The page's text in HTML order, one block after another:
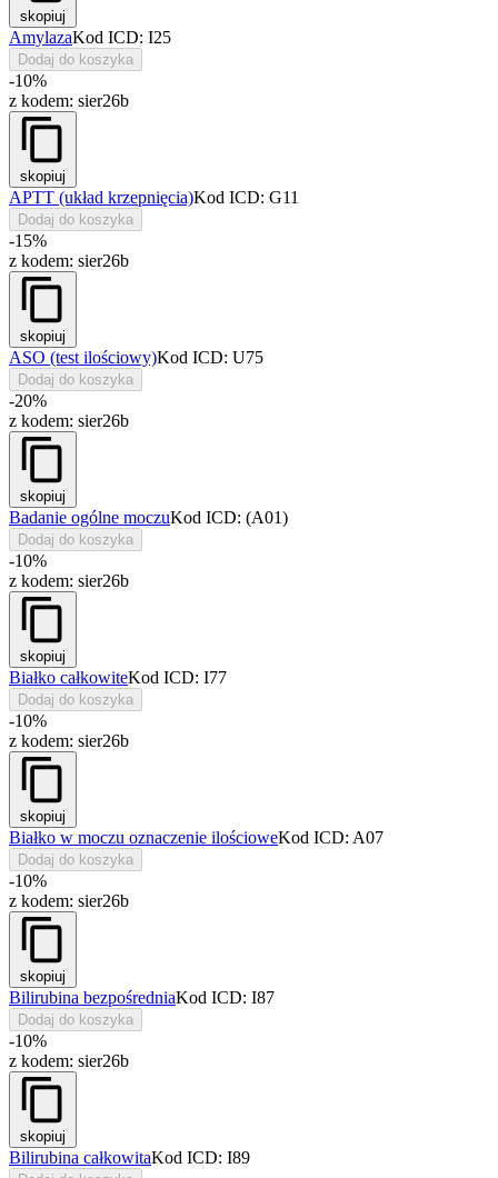
skopiuj
AmylazaKod ICD: I25
Dodaj do koszyka
-10%
z kodem: sier26b
skopiuj
APTT (układ krzepnięcia)Kod ICD: G11
Dodaj do koszyka
-15%
z kodem: sier26b
skopiuj
ASO (test ilościowy)Kod ICD: U75
Dodaj do koszyka
-20%
z kodem: sier26b
skopiuj
Badanie ogólne moczuKod ICD: (A01)
Dodaj do koszyka
-10%
z kodem: sier26b
skopiuj
Białko całkowiteKod ICD: I77
Dodaj do koszyka
-10%
z kodem: sier26b
skopiuj
Białko w moczu oznaczenie ilościoweKod ICD: A07
Dodaj do koszyka
-10%
z kodem: sier26b
skopiuj
Bilirubina bezpośredniaKod ICD: I87
Dodaj do koszyka
-10%
z kodem: sier26b
skopiuj
Bilirubina całkowitaKod ICD: I89